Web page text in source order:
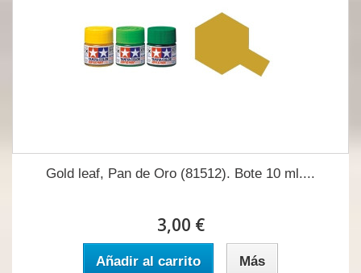
Gold leaf, Pan de Oro (81512). Bote 10 ml....
3,00 €
Añadir al carrito Más